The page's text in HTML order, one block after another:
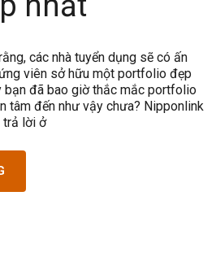
các nhà tuyển dụng sẽ có ấn
viên sở hữu một portfolio đẹp
bạn đã bao giờ thắc mắc portfolio
tâm đến như vậy chưa? Nipponlink
trả lời ở